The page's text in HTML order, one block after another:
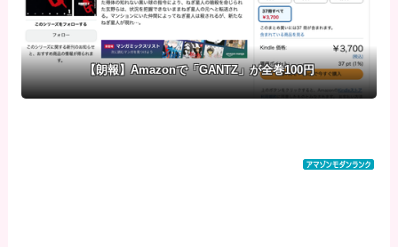
【朗報】Amazonで「GANTZ」が全巻100円